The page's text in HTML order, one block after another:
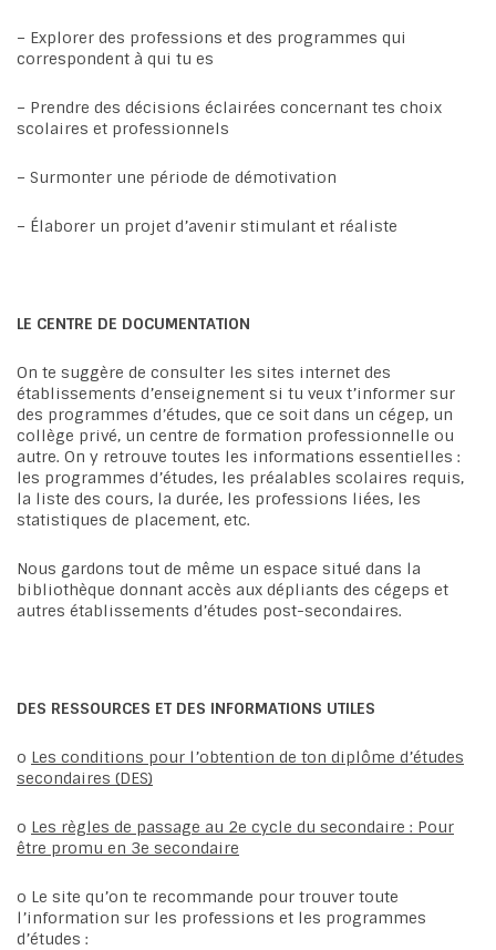
– Explorer des professions et des programmes qui
correspondent à qui tu es
– Prendre des décisions éclairées concernant tes choix
scolaires et professionnels
– Surmonter une période de démotivation
– Élaborer un projet d’avenir stimulant et réaliste
LE CENTRE DE DOCUMENTATION
On te suggère de consulter les sites internet des
établissements d’enseignement si tu veux t’informer sur
des programmes d’études, que ce soit dans un cégep, un
collège privé, un centre de formation professionnelle ou
autre. On y retrouve toutes les informations essentielles :
les programmes d’études, les préalables scolaires requis,
la liste des cours, la durée, les professions liées, les
statistiques de placement, etc.
Nous gardons tout de même un espace situé dans la
bibliothèque donnant accès aux dépliants des cégeps et
autres établissements d’études post-secondaires.
DES RESSOURCES ET DES INFORMATIONS UTILES
o Les conditions pour l’obtention de ton diplôme d’études
secondaires (DES)
o Les règles de passage au 2e cycle du secondaire : Pour
être promu en 3e secondaire
o Le site qu’on te recommande pour trouver toute
l’information sur les professions et les programmes
d’études :